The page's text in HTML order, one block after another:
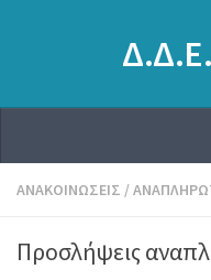
ΑΝΑΚΟΙΝΏΣΕΙΣ /
Προσλήψεις